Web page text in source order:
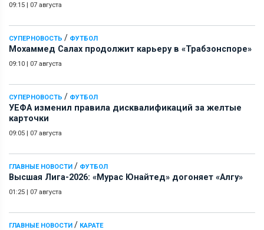
09:15 | 07 августа
СУПЕРНОВОСТЬ / ФУТБОЛ
Мохаммед Салах продолжит карьеру в «Трабзонспоре»
09:10 | 07 августа
СУПЕРНОВОСТЬ / ФУТБОЛ
УЕФА изменил правила дисквалификаций за желтые
карточки
09:05 | 07 августа
ГЛАВНЫЕ НОВОСТИ / ФУТБОЛ
Высшая Лига-2026: «Мурас Юнайтед» догоняет «Алгу»
01:25 | 07 августа
ГЛАВНЫЕ НОВОСТИ / КАРАТЕ